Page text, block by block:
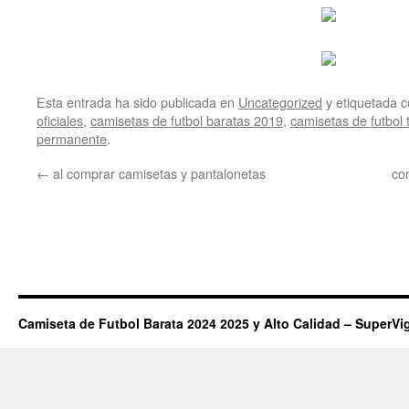
Esta entrada ha sido publicada en Uncategorized y etiquetada
oficiales, camisetas de futbol baratas 2019, camisetas de futbol
permanente.
← al comprar camisetas y pantalonetas
Camiseta de Futbol Barata 2024 2025 y Alto Calidad –